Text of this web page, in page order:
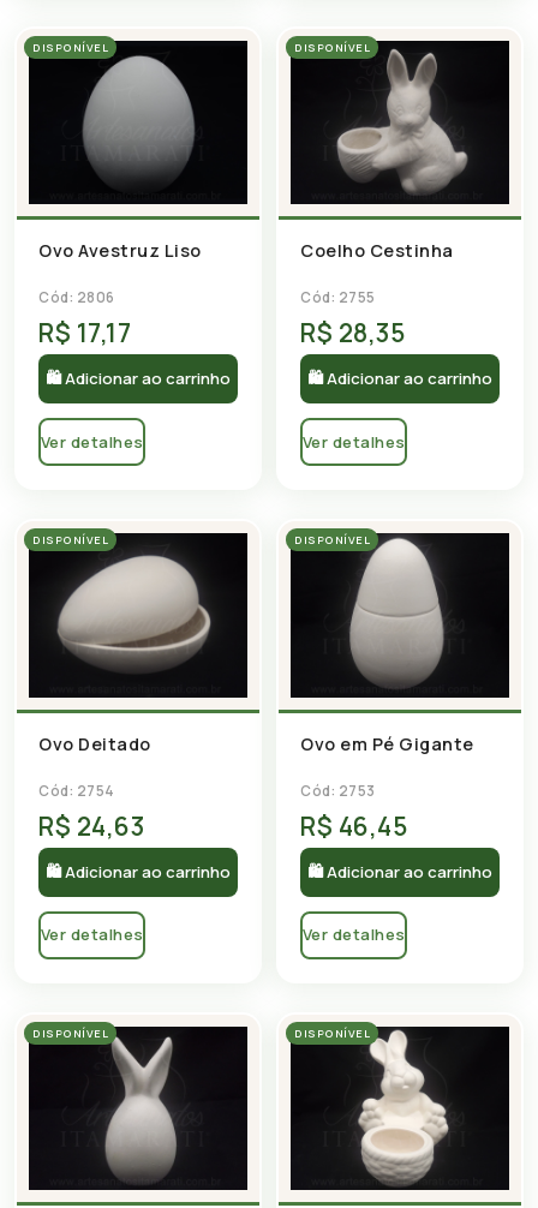
DISPONÍVEL
Ovo Avestruz Liso
Cód: 2806
R$ 17,17
🛍 Adicionar ao carrinho
Ver detalhes
DISPONÍVEL
Coelho Cestinha
Cód: 2755
R$ 28,35
🛍 Adicionar ao carrinho
Ver detalhes
DISPONÍVEL
Ovo Deitado
Cód: 2754
R$ 24,63
🛍 Adicionar ao carrinho
Ver detalhes
DISPONÍVEL
Ovo em Pé Gigante
Cód: 2753
R$ 46,45
🛍 Adicionar ao carrinho
Ver detalhes
DISPONÍVEL DISPONÍVEL